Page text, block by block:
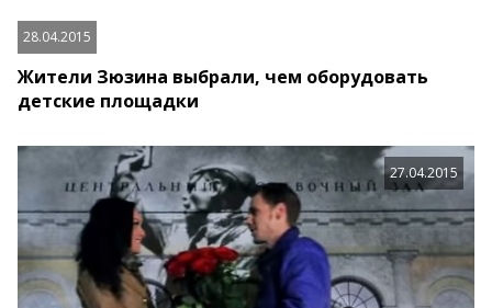
28.04.2015
Жители Зюзина выбрали, чем оборудовать
детские площадки
27.04.2015